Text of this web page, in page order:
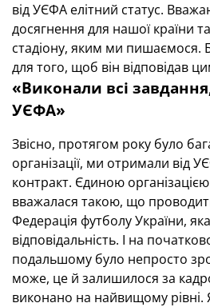
від УЄФА елітний статус.
досягнення для нашої країни
стадіону, яким ми пишаємося.
для того, щоб він відповідав
«Виконали всі
УЄФА»
Звісно, протягом року було
організації, ми отримали від
контракт. Єдиною
вважалася такою, що
Федерація футболу України,
відповідальність. І на
подальшому було непросто
може, це й залишилося за
виконано на найвищому рівні.